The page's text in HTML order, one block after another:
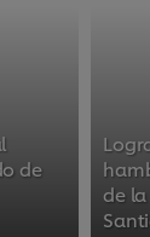
de
de